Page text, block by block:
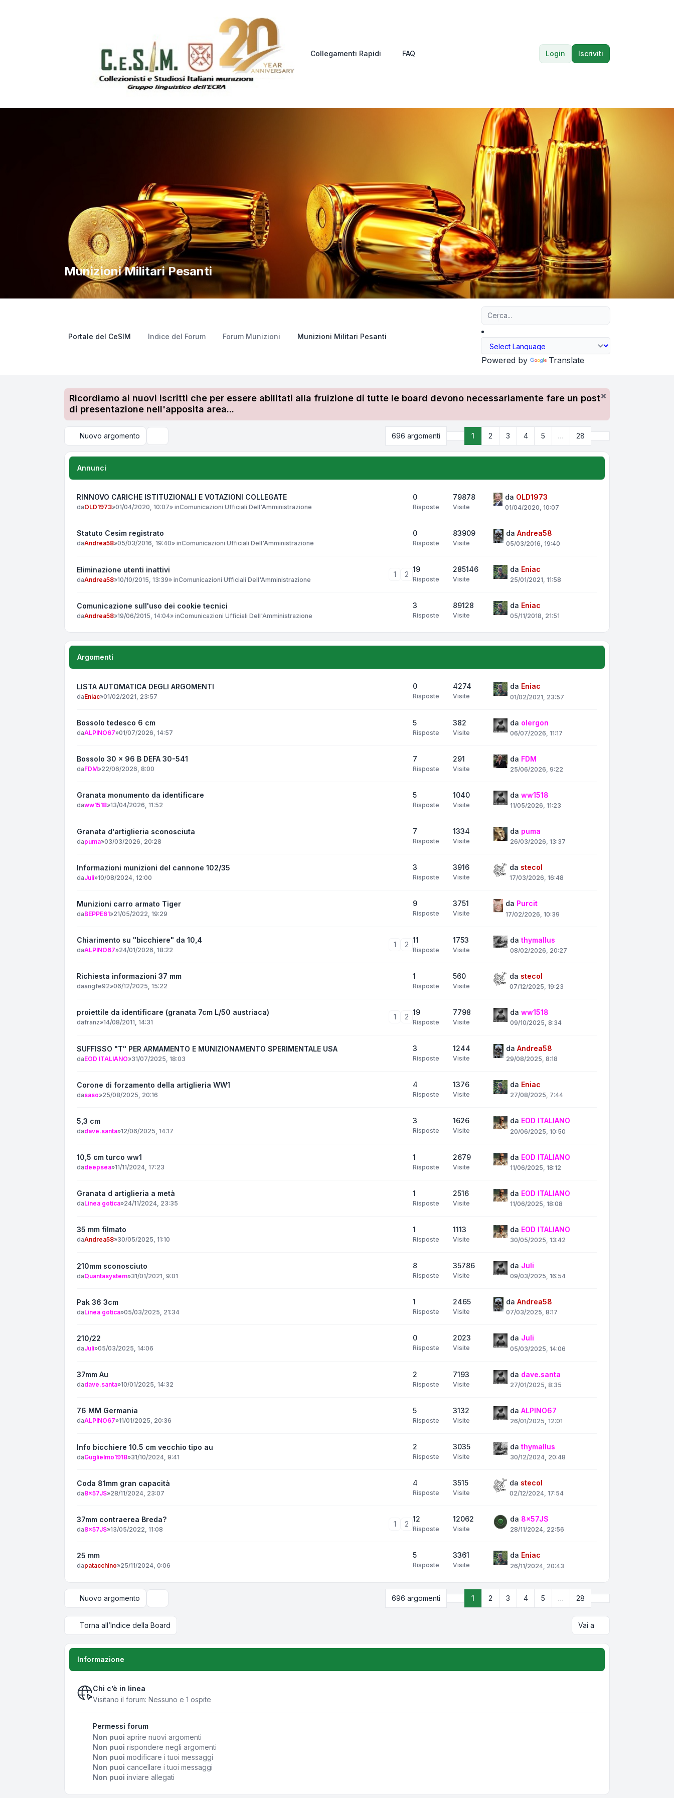
Collegamenti Rapidi FAQ Login Iscriviti
Munizioni Militari Pesanti
Portale del CeSIM Indice del Forum Forum Munizioni Munizioni Militari Pesanti
Powered by Translate
Ricordiamo ai nuovi iscritti che per essere abilitati alla fruizione di tutte le board devono necessariamente fare un post
di presentazione nell'apposita area...
Nuovo argomento 696 argomenti Pagina di28
1 2 3 4 5 … 28
Annunci
RINNOVO CARICHE ISTITUZIONALI E VOTAZIONI COLLEGATE
daOLD1973»01/04/2020, 10:07» inComunicazioni Ufficiali Dell'Amministrazione
0
Risposte
79878
Visite
da OLD1973
01/04/2020, 10:07
Statuto Cesim registrato
daAndrea58»05/03/2016, 19:40» inComunicazioni Ufficiali Dell'Amministrazione
0
Risposte
83909
Visite
da Andrea58
05/03/2016, 19:40
Eliminazione utenti inattivi
daAndrea58»10/10/2015, 13:39» inComunicazioni Ufficiali Dell'Amministrazione
1 2
19
Risposte
285146
Visite
da Eniac
25/01/2021, 11:58
Comunicazione sull'uso dei cookie tecnici
daAndrea58»19/06/2015, 14:04» inComunicazioni Ufficiali Dell'Amministrazione
3
Risposte
89128
Visite
da Eniac
05/11/2018, 21:51
Argomenti
LISTA AUTOMATICA DEGLI ARGOMENTI
daEniac»01/02/2021, 23:57
0
Risposte
4274
Visite
da Eniac
01/02/2021, 23:57
Bossolo tedesco 6 cm
daALPINO67»01/07/2026, 14:57
5
Risposte
382
Visite
da olergon
06/07/2026, 11:17
Bossolo 30 x 96 B DEFA 30-541
daFDM»22/06/2026, 8:00
7
Risposte
291
Visite
da FDM
25/06/2026, 9:22
Granata monumento da identificare
daww1518»13/04/2026, 11:52
5
Risposte
1040
Visite
da ww1518
11/05/2026, 11:23
Granata d'artiglieria sconosciuta
dapuma»03/03/2026, 20:28
7
Risposte
1334
Visite
da puma
26/03/2026, 13:37
Informazioni munizioni del cannone 102/35
daJuli»10/08/2024, 12:00
3
Risposte
3916
Visite
da stecol
17/03/2026, 16:48
Munizioni carro armato Tiger
daBEPPE61»21/05/2022, 19:29
9
Risposte
3751
Visite
da Purcit
17/02/2026, 10:39
Chiarimento su "bicchiere" da 10,4
daALPINO67»24/01/2026, 18:22
1 2
11
Risposte
1753
Visite
da thymallus
08/02/2026, 20:27
Richiesta informazioni 37 mm
daangfe92»06/12/2025, 15:22
1
Risposte
560
Visite
da stecol
07/12/2025, 19:23
proiettile da identificare (granata 7cm L/50 austriaca)
dafranz»14/08/2011, 14:31
1 2
19
Risposte
7798
Visite
da ww1518
09/10/2025, 8:34
SUFFISSO "T" PER ARMAMENTO E MUNIZIONAMENTO SPERIMENTALE USA
daEOD ITALIANO»31/07/2025, 18:03
3
Risposte
1244
Visite
da Andrea58
29/08/2025, 8:18
Corone di forzamento della artiglieria WW1
dasaso»25/08/2025, 20:16
4
Risposte
1376
Visite
da Eniac
27/08/2025, 7:44
5,3 cm
dadave.santa»12/06/2025, 14:17
3
Risposte
1626
Visite
da EOD ITALIANO
20/06/2025, 10:50
10,5 cm turco ww1
dadeepsea»11/11/2024, 17:23
1
Risposte
2679
Visite
da EOD ITALIANO
11/06/2025, 18:12
Granata d artiglieria a metà
daLinea gotica»24/11/2024, 23:35
1
Risposte
2516
Visite
da EOD ITALIANO
11/06/2025, 18:08
35 mm filmato
daAndrea58»30/05/2025, 11:10
1
Risposte
1113
Visite
da EOD ITALIANO
30/05/2025, 13:42
210mm sconosciuto
daQuantasystem»31/01/2021, 9:01
8
Risposte
35786
Visite
da Juli
09/03/2025, 16:54
Pak 36 3cm
daLinea gotica»05/03/2025, 21:34
1
Risposte
2465
Visite
da Andrea58
07/03/2025, 8:17
210/22
daJuli»05/03/2025, 14:06
0
Risposte
2023
Visite
da Juli
05/03/2025, 14:06
37mm Au
dadave.santa»10/01/2025, 14:32
2
Risposte
7193
Visite
da dave.santa
27/01/2025, 8:35
76 MM Germania
daALPINO67»11/01/2025, 20:36
5
Risposte
3132
Visite
da ALPINO67
26/01/2025, 12:01
Info bicchiere 10.5 cm vecchio tipo au
daGuglielmo1918»31/10/2024, 9:41
2
Risposte
3035
Visite
da thymallus
30/12/2024, 20:48
Coda 81mm gran capacità
da8x57JS»28/11/2024, 23:07
4
Risposte
3515
Visite
da stecol
02/12/2024, 17:54
37mm contraerea Breda?
da8x57JS»13/05/2022, 11:08
1 2
12
Risposte
12062
Visite
da 8x57JS
28/11/2024, 22:56
25 mm
dapatacchino»25/11/2024, 0:06
5
Risposte
3361
Visite
da Eniac
26/11/2024, 20:43
Nuovo argomento 696 argomenti Pagina di28
1 2 3 4 5 … 28
Torna all’Indice della Board Vai a
Informazione
Chi c’è in linea
Visitano il forum: Nessuno e 1 ospite
Permessi forum
Non puoi aprire nuovi argomenti
Non puoi rispondere negli argomenti
Non puoi modificare i tuoi messaggi
Non puoi cancellare i tuoi messaggi
Non puoi inviare allegati